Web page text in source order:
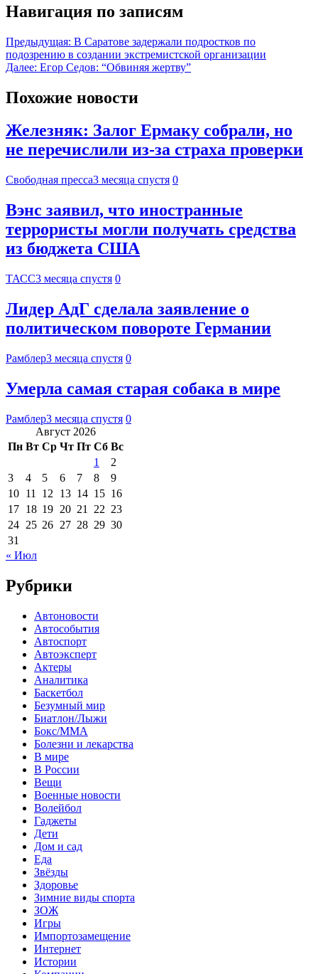
Навигация по записям
Предыдущая: В Саратове задержали подростков по
подозрению в создании экстремистской организации
Далее: Егор Седов: “Обвиняя жертву”
Похожие новости
Железняк: Залог Ермаку собрали, но
не перечислили из-за страха проверки
Свободная пресса3 месяца спустя 0
Вэнс заявил, что иностранные
террористы могли получать средства
из бюджета США
ТАСС3 месяца спустя 0
Лидер АдГ сделала заявление о
политическом повороте Германии
Рамблер3 месяца спустя 0
Умерла самая старая собака в мире
Рамблер3 месяца спустя 0
Август 2026
Пн Вт Ср Чт Пт Сб Вс
1
2
3
4 5 6 7 8
9
10 11 12 13 14 15 16
17 18 19 20 21 22 23
24 25 26 27 28 29 30
31
« Июл
Рубрики
Автоновости
Автособытия
Автоспорт
Автоэксперт
Актеры
Аналитика
Баскетбол
Безумный мир
Биатлон/Лыжи
Бокс/MMA
Болезни и лекарства
В мире
В России
Вещи
Военные новости
Волейбол
Гаджеты
Дети
Дом и сад
Еда
Звёзды
Здоровье
Зимние виды спорта
ЗОЖ
Игры
Импортозамещение
Интернет
Истории